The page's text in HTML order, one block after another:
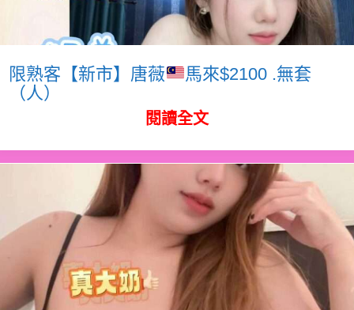
限熟客【新市】唐薇
馬來$2100 .無套
（人）
閱讀全文